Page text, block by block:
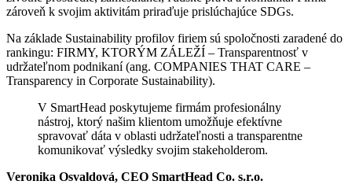
zároveň k svojim aktivitám priraďuje prislúchajúce SDGs.
Na základe Sustainability profilov firiem sú spoločnosti zaradené do
rankingu: FIRMY, KTORÝM ZÁLEŽÍ – Transparentnosť v
udržateľnom podnikaní (ang. COMPANIES THAT CARE –
Transparency in Corporate Sustainability).
V SmartHead poskytujeme firmám profesionálny
nástroj, ktorý našim klientom umožňuje efektívne
spravovať dáta v oblasti udržateľnosti a transparentne
komunikovať výsledky svojim stakeholderom.
Veronika Osvaldová, CEO SmartHead Co. s.r.o.